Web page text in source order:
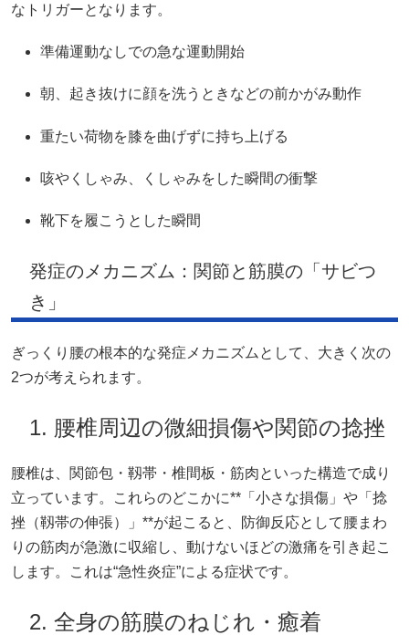
なトリガーとなります。
準備運動なしでの急な運動開始
朝、起き抜けに顔を洗うときなどの前かがみ動作
重たい荷物を膝を曲げずに持ち上げる
咳やくしゃみ、くしゃみをした瞬間の衝撃
靴下を履こうとした瞬間
発症のメカニズム：関節と筋膜の「サビつ
き」
ぎっくり腰の根本的な発症メカニズムとして、大きく次の
2つが考えられます。
1. 腰椎周辺の微細損傷や関節の捻挫
腰椎は、関節包・靱帯・椎間板・筋肉といった構造で成り
立っています。これらのどこかに**「小さな損傷」や「捻
挫（靱帯の伸張）」**が起こると、防御反応として腰まわ
りの筋肉が急激に収縮し、動けないほどの激痛を引き起こ
します。これは“急性炎症”による症状です。
2. 全身の筋膜のねじれ・癒着